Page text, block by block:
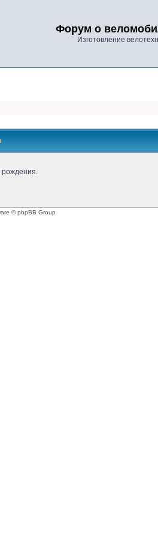
Форум о
Изготовление
рождения.
© phpBB Group